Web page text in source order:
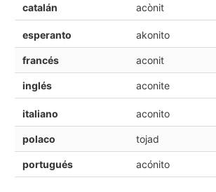
catalán acònit
esperanto akonito
francés aconit
inglés aconite
italiano aconito
polaco tojad
portugués acónito